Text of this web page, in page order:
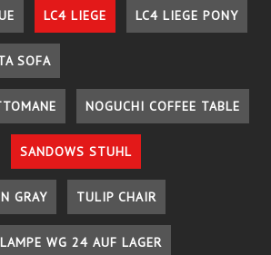
LC4 LIEGE LC4 LIEGE PONY
SOFA
NOGUCHI COFFEE TABLE
SANDOWS STUHL
GRAY TULIP CHAIR
WG 24 AUF LAGER